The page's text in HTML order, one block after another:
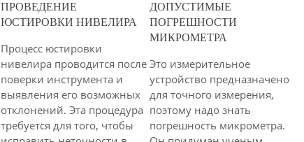
29
ПРОВЕДЕНИЕ
ЮСТИРОВКИ НИВЕЛИРА
Процесс юстировки
нивелира проводится после
поверки инструмента и
выявления его возможных
отклонений. Эта процедура
требуется для того, чтобы
33
4673
ДОПУСТИМЫЕ
ПОГРЕШНОСТИ
МИКРОМЕТРА
Это измерительное
устройство предназначено
для точного измерения,
поэтому надо знать
погрешность микрометра.